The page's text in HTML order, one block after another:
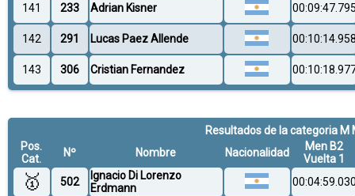
141 233 Adrian Kisner
142 291 Lucas Paez Allende
143 306 Cristian Fernandez
Resultados de la categoria
Pos.
Cat.
Nº Nombre Nacionalidad
Men B2
Vuelta 1
🥇 502
Ignacio Di Lorenzo
Erdmann